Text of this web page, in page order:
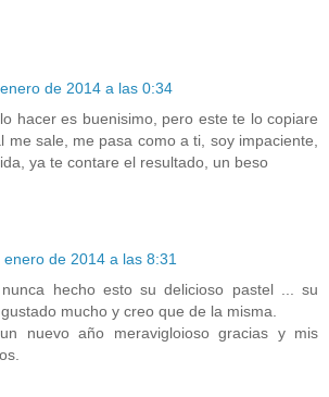
de 2014 a las 0:34
hacer es buenisimo, pero este te lo copiare
me sale, me pasa como a ti, soy impaciente,
ya te contare el resultado, un beso
enero de 2014 a las 8:31
hecho esto su delicioso pastel ... su
mucho y creo que de la misma.
nuevo año meravigloioso gracias y mis